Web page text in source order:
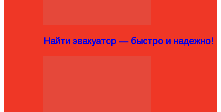
Найти эвакуатор — быстро и надежно!